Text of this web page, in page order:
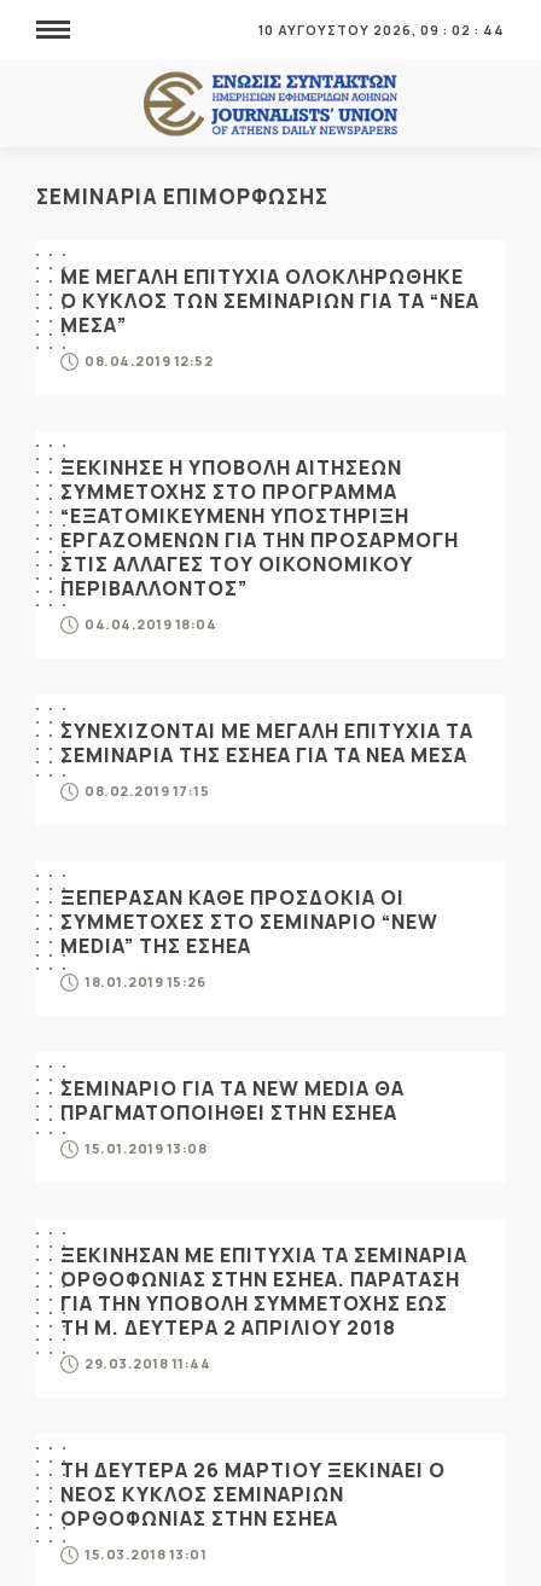
10 ΑΥΓΟΥΣΤΟΥ 2026, 09 : 02 : 45
ΣΕΜΙΝΑΡΙΑ ΕΠΙΜΟΡΦΩΣΗΣ
ΜΕ ΜΕΓΑΛΗ ΕΠΙΤΥΧΙΑ ΟΛΟΚΛΗΡΩΘΗΚΕ
Ο ΚΥΚΛΟΣ ΤΩΝ ΣΕΜΙΝΑΡΙΩΝ ΓΙΑ ΤΑ “ΝΕΑ
ΜΕΣΑ”
08.04.2019 12:52
ΞΕΚΙΝΗΣΕ Η ΥΠΟΒΟΛΗ ΑΙΤΗΣΕΩΝ
ΣΥΜΜΕΤΟΧΗΣ ΣΤΟ ΠΡΟΓΡΑΜΜΑ
“ΕΞΑΤΟΜΙΚΕΥΜΕΝΗ ΥΠΟΣΤΗΡΙΞΗ
ΕΡΓΑΖΟΜΕΝΩΝ ΓΙΑ ΤΗΝ ΠΡΟΣΑΡΜΟΓΗ
ΣΤΙΣ ΑΛΛΑΓΕΣ ΤΟΥ ΟΙΚΟΝΟΜΙΚΟΥ
ΠΕΡΙΒΑΛΛΟΝΤΟΣ”
04.04.2019 18:04
ΣΥΝΕΧΙΖΟΝΤΑΙ ΜΕ ΜΕΓΑΛΗ ΕΠΙΤΥΧΙΑ ΤΑ
ΣΕΜΙΝΑΡΙΑ ΤΗΣ ΕΣΗΕΑ ΓΙΑ ΤΑ ΝΕΑ ΜΕΣΑ
08.02.2019 17:15
ΞΕΠΕΡΑΣΑΝ ΚΑΘΕ ΠΡΟΣΔΟΚΙΑ ΟΙ
ΣΥΜΜΕΤΟΧΕΣ ΣΤΟ ΣΕΜΙΝΑΡΙΟ “NEW
MEDIA” ΤΗΣ ΕΣΗΕΑ
18.01.2019 15:26
ΣΕΜΙΝΑΡΙΟ ΓΙΑ ΤΑ NEW MEDIA ΘΑ
ΠΡΑΓΜΑΤΟΠΟΙΗΘΕΙ ΣΤΗΝ ΕΣΗΕΑ
15.01.2019 13:08
ΞΕΚΙΝΗΣΑΝ ΜΕ ΕΠΙΤΥΧΙΑ ΤΑ ΣΕΜΙΝΑΡΙΑ
ΟΡΘΟΦΩΝΙΑΣ ΣΤΗΝ ΕΣΗΕΑ. ΠΑΡΑΤΑΣΗ
ΓΙΑ ΤΗΝ ΥΠΟΒΟΛΗ ΣΥΜΜΕΤΟΧΗΣ ΕΩΣ
ΤΗ Μ. ΔΕΥΤΕΡΑ 2 ΑΠΡΙΛΙΟΥ 2018
29.03.2018 11:44
ΤΗ ΔΕΥΤΕΡΑ 26 ΜΑΡΤΙΟΥ ΞΕΚΙΝΑΕΙ Ο
ΝΕΟΣ ΚΥΚΛΟΣ ΣΕΜΙΝΑΡΙΩΝ
ΟΡΘΟΦΩΝΙΑΣ ΣΤΗΝ ΕΣΗΕΑ
15.03.2018 13:01